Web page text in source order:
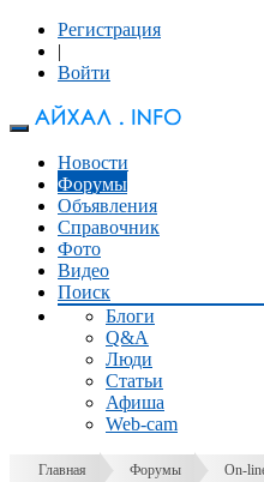
Регистрация
|
Войти
Новости
Форумы
Объявления
Справочник
Фото
Видео
Поиск
Блоги
Q&A
Люди
Статьи
Афиша
Web-cam
Главная Форумы On-